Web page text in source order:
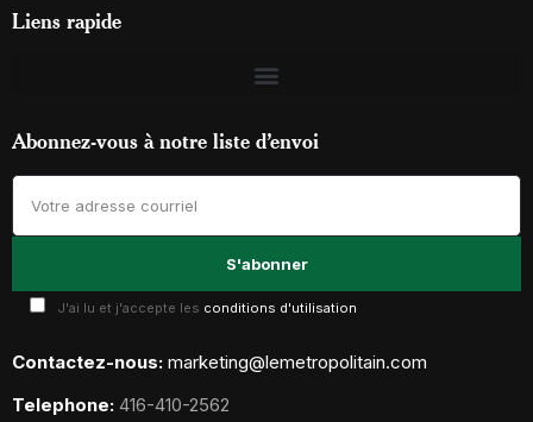
Liens rapide
Abonnez-vous à notre liste d’envoi
J'ai lu et j'accepte les conditions d'utilisation
Contactez-nous: marketing@lemetropolitain.com
Telephone: 416-410-2562